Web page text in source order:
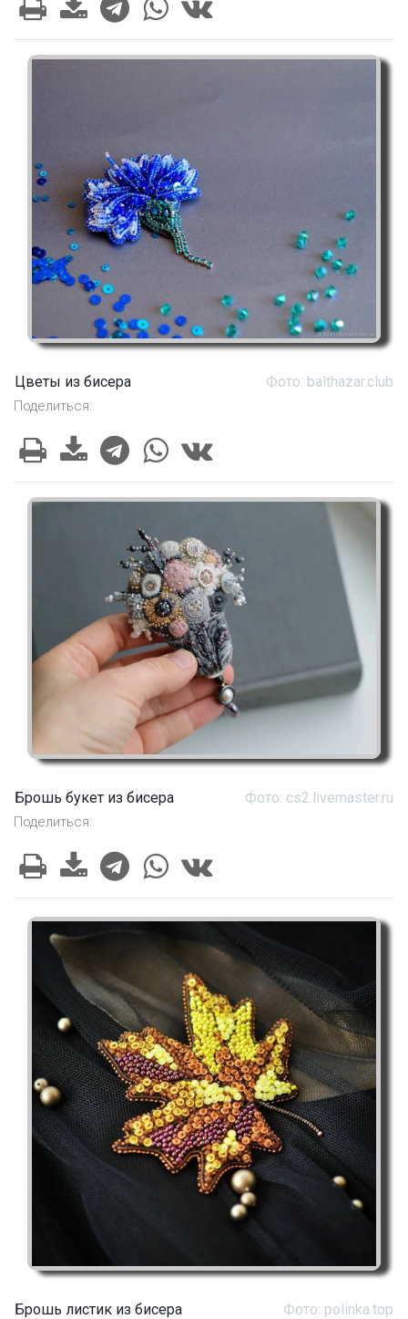
Цветы из бисера Фото: balthazar.club
Поделиться:
Брошь букет из бисера Фото: cs2.livemaster.ru
Поделиться:
Брошь листик из бисера Фото: polinka.top